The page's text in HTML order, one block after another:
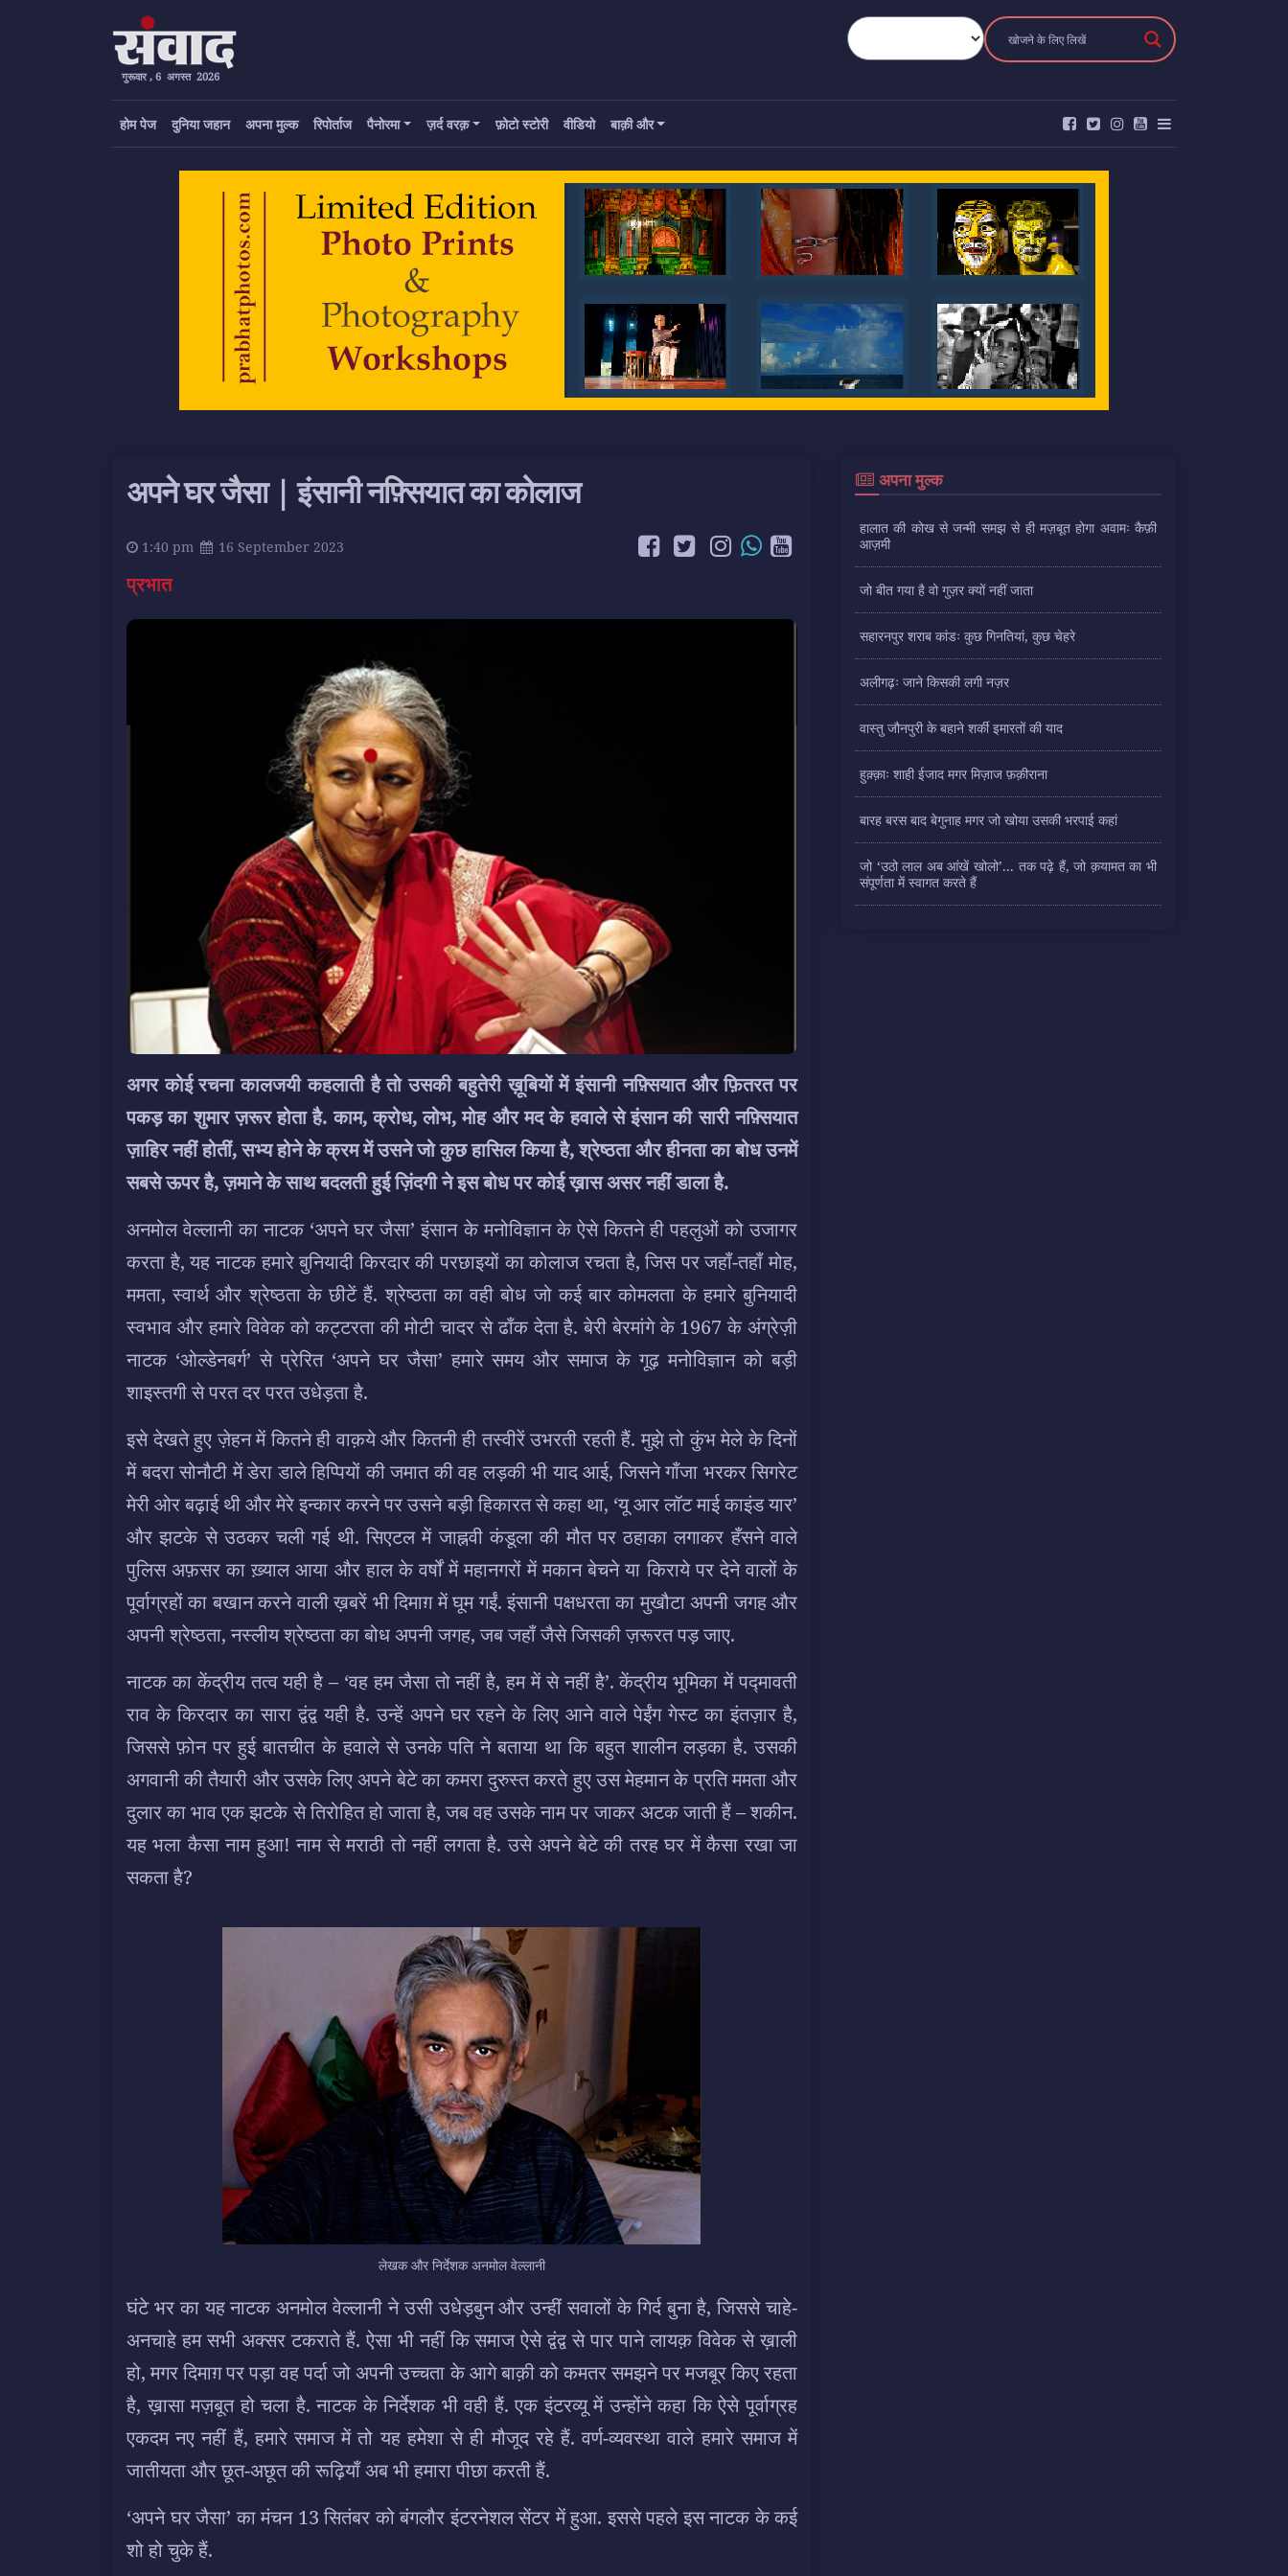
गुरूवार , 6 अगस्त 2026
होम पेज दुनिया जहान अपना मुल्क रिपोर्ताज पैनोरमा ज़र्द वरक़ फ़ोटो स्टोरी वीडियो बाक़ी और
अपने घर जैसा | इंसानी नफ़्सियात का कोलाज
1:40 pm 16 September 2023
प्रभात
अगर कोई रचना कालजयी कहलाती है तो उसकी बहुतेरी ख़ूबियों में इंसानी नफ़्सियात और फ़ितरत पर
पकड़ का शुमार ज़रूर होता है. काम, क्रोध, लोभ, मोह और मद के हवाले से इंसान की सारी नफ़्सियात
ज़ाहिर नहीं होतीं, सभ्य होने के क्रम में उसने जो कुछ हासिल किया है, श्रेष्ठता और हीनता का बोध उनमें
सबसे ऊपर है, ज़माने के साथ बदलती हुई ज़िंदगी ने इस बोध पर कोई ख़ास असर नहीं डाला है.
अनमोल वेल्लानी का नाटक ‘अपने घर जैसा’ इंसान के मनोविज्ञान के ऐसे कितने ही पहलुओं को उजागर
करता है, यह नाटक हमारे बुनियादी किरदार की परछाइयों का कोलाज रचता है, जिस पर जहाँ-तहाँ मोह,
ममता, स्वार्थ और श्रेष्ठता के छीटें हैं. श्रेष्ठता का वही बोध जो कई बार कोमलता के हमारे बुनियादी
स्वभाव और हमारे विवेक को कट्टरता की मोटी चादर से ढाँक देता है. बेरी बेरमांगे के 1967 के अंग्रेज़ी
नाटक ‘ओल्डेनबर्ग’ से प्रेरित ‘अपने घर जैसा’ हमारे समय और समाज के गूढ़ मनोविज्ञान को बड़ी
शाइस्तगी से परत दर परत उधेड़ता है.
इसे देखते हुए ज़ेहन में कितने ही वाक़ये और कितनी ही तस्वीरें उभरती रहती हैं. मुझे तो कुंभ मेले के दिनों
में बदरा सोनौटी में डेरा डाले हिप्पियों की जमात की वह लड़की भी याद आई, जिसने गाँजा भरकर सिगरेट
मेरी ओर बढ़ाई थी और मेरे इन्कार करने पर उसने बड़ी हिकारत से कहा था, ‘यू आर लॉट माई काइंड यार’
और झटके से उठकर चली गई थी. सिएटल में जाह्नवी कंडूला की मौत पर ठहाका लगाकर हँसने वाले
पुलिस अफ़सर का ख़्याल आया और हाल के वर्षों में महानगरों में मकान बेचने या किराये पर देने वालों के
पूर्वाग्रहों का बखान करने वाली ख़बरें भी दिमाग़ में घूम गईं. इंसानी पक्षधरता का मुखौटा अपनी जगह और
अपनी श्रेष्ठता, नस्लीय श्रेष्ठता का बोध अपनी जगह, जब जहाँ जैसे जिसकी ज़रूरत पड़ जाए.
नाटक का केंद्रीय तत्व यही है – ‘वह हम जैसा तो नहीं है, हम में से नहीं है’. केंद्रीय भूमिका में पद्मावती
राव के किरदार का सारा द्वंद्व यही है. उन्हें अपने घर रहने के लिए आने वाले पेईंग गेस्ट का इंतज़ार है,
जिससे फ़ोन पर हुई बातचीत के हवाले से उनके पति ने बताया था कि बहुत शालीन लड़का है. उसकी
अगवानी की तैयारी और उसके लिए अपने बेटे का कमरा दुरुस्त करते हुए उस मेहमान के प्रति ममता और
दुलार का भाव एक झटके से तिरोहित हो जाता है, जब वह उसके नाम पर जाकर अटक जाती हैं – शकीन.
यह भला कैसा नाम हुआ! नाम से मराठी तो नहीं लगता है. उसे अपने बेटे की तरह घर में कैसा रखा जा
सकता है?
लेखक और निर्देशक अनमोल वेल्लानी
घंटे भर का यह नाटक अनमोल वेल्लानी ने उसी उधेड़बुन और उन्हीं सवालों के गिर्द बुना है, जिससे चाहे-
अनचाहे हम सभी अक्सर टकराते हैं. ऐसा भी नहीं कि समाज ऐसे द्वंद्व से पार पाने लायक़ विवेक से ख़ाली
हो, मगर दिमाग़ पर पड़ा वह पर्दा जो अपनी उच्चता के आगे बाक़ी को कमतर समझने पर मजबूर किए रहता
है, ख़ासा मज़बूत हो चला है. नाटक के निर्देशक भी वही हैं. एक इंटरव्यू में उन्होंने कहा कि ऐसे पूर्वाग्रह
एकदम नए नहीं हैं, हमारे समाज में तो यह हमेशा से ही मौजूद रहे हैं. वर्ण-व्यवस्था वाले हमारे समाज में
जातीयता और छूत-अछूत की रूढ़ियाँ अब भी हमारा पीछा करती हैं.
‘अपने घर जैसा’ का मंचन 13 सितंबर को बंगलौर इंटरनेशल सेंटर में हुआ. इससे पहले इस नाटक के कई
शो हो चुके हैं.
अपना मुल्क
हालात की कोख से जन्मी समझ से ही मज़बूत होगा अवामः कैफ़ी
आज़मी
जो बीत गया है वो गुज़र क्यों नहीं जाता
सहारनपुर शराब कांडः कुछ गिनतियां, कुछ चेहरे
अलीगढ़ः जाने किसकी लगी नज़र
वास्तु जौनपुरी के बहाने शर्की इमारतों की याद
हुक़्क़ाः शाही ईजाद मगर मिज़ाज फ़क़ीराना
बारह बरस बाद बेगुनाह मगर जो खोया उसकी भरपाई कहां
जो ‘उठो लाल अब आंखें खोलो’... तक पढ़े हैं, जो क़यामत का भी
संपूर्णता में स्वागत करते हैं